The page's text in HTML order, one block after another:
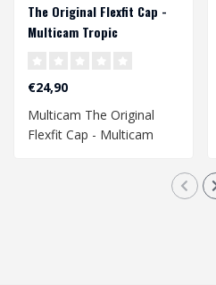
The Original Flexfit Cap -
Multicam Tropic
€24,90
Multicam The Original
Flexfit Cap - Multicam